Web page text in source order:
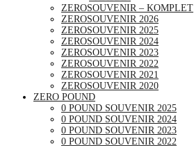
ZEROSOUVENIR – KOMPLET
ZEROSOUVENIR 2026
ZEROSOUVENIR 2025
ZEROSOUVENIR 2024
ZEROSOUVENIR 2023
ZEROSOUVENIR 2022
ZEROSOUVENIR 2021
ZEROSOUVENIR 2020
ZERO POUND
0 POUND SOUVENIR 2025
0 POUND SOUVENIR 2024
0 POUND SOUVENIR 2023
0 POUND SOUVENIR 2022